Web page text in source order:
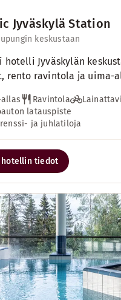
Jyväskylä Station
keskustaan
hotelli Jyväskylän
rento ravintola ja uima-
Ravintola
latauspiste
ja juhlatiloja
hotellin tiedot